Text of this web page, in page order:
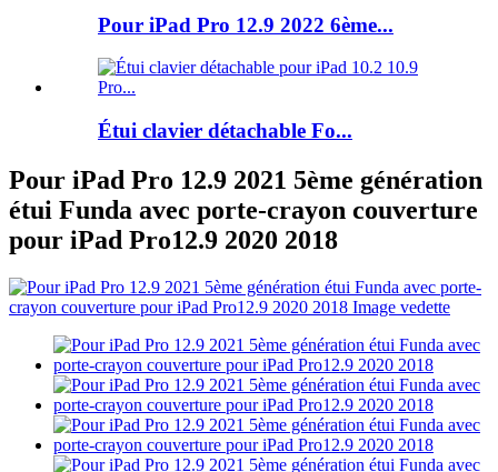
Pour iPad Pro 12.9 2022 6ème...
Étui clavier détachable Fo...
Pour iPad Pro 12.9 2021 5ème génération
étui Funda avec porte-crayon couverture
pour iPad Pro12.9 2020 2018